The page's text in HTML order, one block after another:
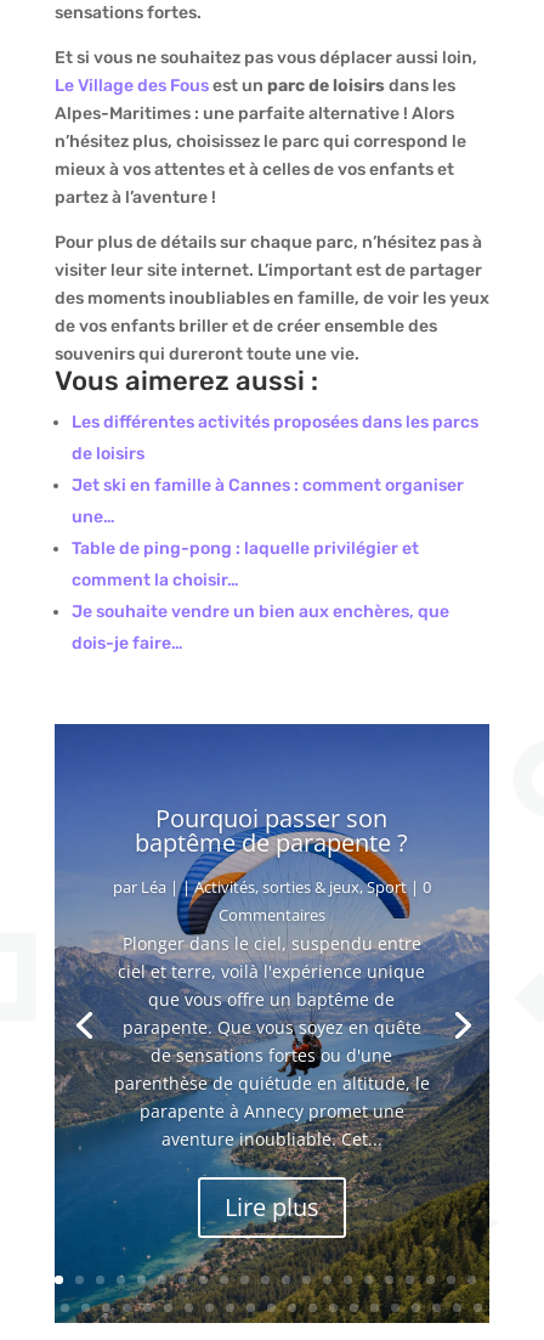
sensations fortes.
Et si vous ne souhaitez pas vous déplacer aussi loin,
Le Village des Fousest un parc de loisirsdans les
Alpes-Maritimes : une parfaite alternative ! Alors
n’hésitez plus, choisissez le parc qui correspond le
mieux à vos attentes et à celles de vos enfants et
partez à l’aventure !
Pour plus de détails sur chaque parc, n’hésitez pas à
visiter leur site internet. L’important est de partager
des moments inoubliables en famille, de voir les yeux
de vos enfants briller et de créer ensemble des
souvenirs qui dureront toute une vie.
Vous aimerez aussi :
Les différentes activités proposées dans les parcs
de loisirs
Jet ski en famille à Cannes : comment organiser
une…
Table de ping-pong : laquelle privilégier et
comment la choisir…
Je souhaite vendre un bien aux enchères, que
dois-je faire…
Pourquoi passer son
baptême de parapente ?
par Léa ||Activités, sorties & jeux,Sport| 0
Commentaires
Plonger dans le ciel, suspendu entre
ciel et terre, voilà l'expérience unique
que vous offre un baptême de
parapente. Que vous soyez en quête
de sensations fortes ou d'une
parenthèse de quiétude en altitude, le
parapente à Annecy promet une
aventure inoubliable. Cet...
Lire plus